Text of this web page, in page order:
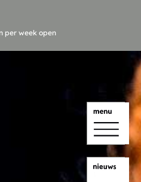
per week open